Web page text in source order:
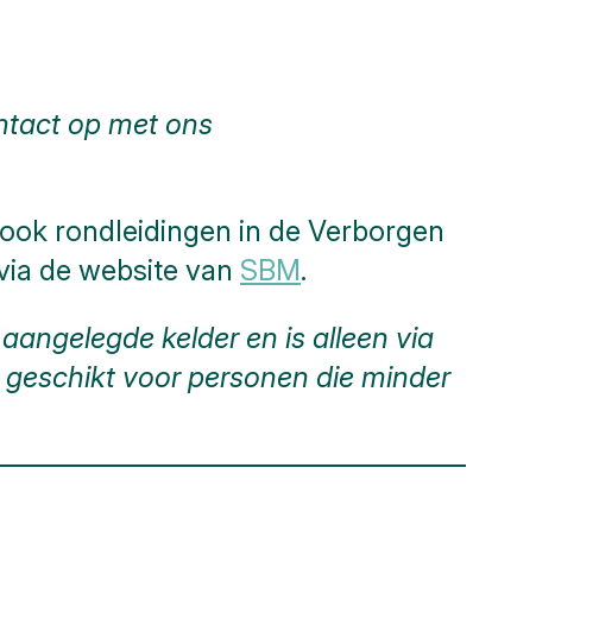
op met ons
rondleidingen in de Verborgen
de website van SBM.
kelder en is alleen via
geschikt voor personen die minder